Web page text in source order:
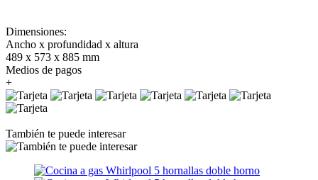
Dimensiones:
Ancho x profundidad x altura
489 x 573 x 885 mm
Medios de pagos
+
También te puede interesar